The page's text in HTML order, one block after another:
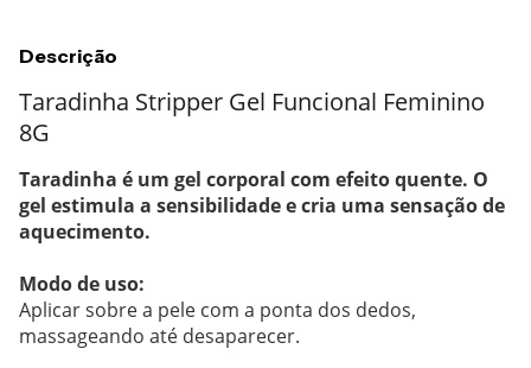
Descrição
Taradinha Stripper Gel Funcional Feminino
8G
Taradinha é um gel corporal com efeito quente. O
gel estimula a sensibilidade e cria uma sensação de
aquecimento.
Modo de uso:
Aplicar sobre a pele com a ponta dos dedos,
massageando até desaparecer.